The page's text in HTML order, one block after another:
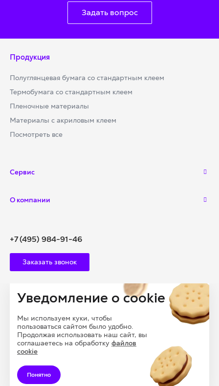
Задать вопрос
Продукция
Полуглянцевая бумага со стандартным клеем
Термобумага со стандартным клеем
Пленочные материалы
Материалы с акриловым клеем
Посмотреть все
Сервис
О компании
info@polysam.ru
+7 (495) 984-91-46
109028, Г. МОСКВА, ВНУТРИГОРОДСКАЯ
ТЕРРИТОРИЯ, МУНИЦИПАЛЬНЫЙ ОКРУГ БАСМАННЫЙ,
ПЕРЕУЛОК ПОДКОЛОКОЛЬНЫЙ, ДОМ 13, СТРОЕНИЕ 1
Заказать звонок
Уведомление о cookie
Мы используем куки, чтобы
пользоваться сайтом было удобно.
Продолжая использовать наш сайт, вы
соглашаетесь на обработку файлов
cookie
Понятно